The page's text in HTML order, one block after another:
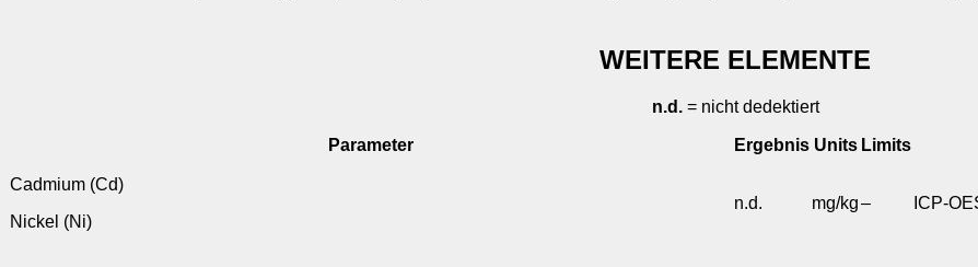
WEITERE ELEMENTE
n.d.= nicht dedektiert
Parameter Ergebnis Units Limits
Cadmium (Cd)
Nickel (Ni)
n.d. mg/kg– ICP-